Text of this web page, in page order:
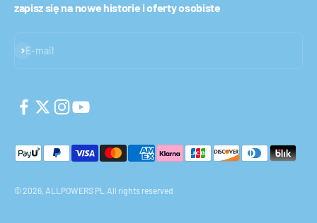
zapisz się na nowe historie i oferty osobiste
E-mail
Subskrybuj
© 2026, ALLPOWERS PL.All rights reserved